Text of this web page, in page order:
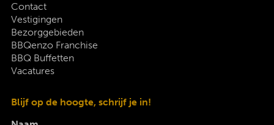
Contact
Vestigingen
Bezorggebieden
BBQenzo Franchise
BBQ Buffetten
Vacatures
Blijf op de hoogte, schrijf je in!